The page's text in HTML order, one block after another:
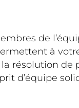
de
à
résolution de
d’équipe